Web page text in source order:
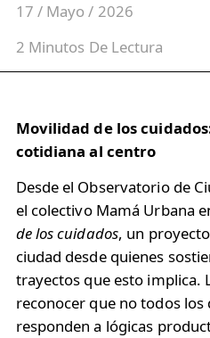
17 / Mayo / 2026
2 Minutos De Lectura
Movilidad de los
cotidiana al centro
Desde el Observatorio de
el colectivo Mamá Urbana
de los cuidados, un
ciudad desde quienes
trayectos que esto implica.
reconocer que no todos
responden a lógicas